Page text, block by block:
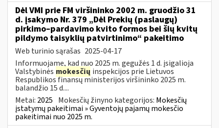
Dėl VMI prie FM viršininko 2002 m. gruodžio 31
d. įsakymo Nr. 379 „Dėl Prekių (paslaugų)
pirkimo–pardavimo kvito formos bei šių kvitų
pildymo taisyklių patvirtinimo“ pakeitimo
Web turinio sąrašas 2025-04-17
Informuojame, kad nuo 2025 m. gegužės 1 d. įsigalioja
Valstybinės mokesčių inspekcijos prie Lietuvos
Respublikos finansų ministerijos viršininko 2025 m.
balandžio 15 d....
Metai: 2025 Mokesčių žinyno kategorijos: Mokesčių
įstatymų pakeitimai » Gyventojų pajamų mokesčio
pakeitimai nuo 2025 m.